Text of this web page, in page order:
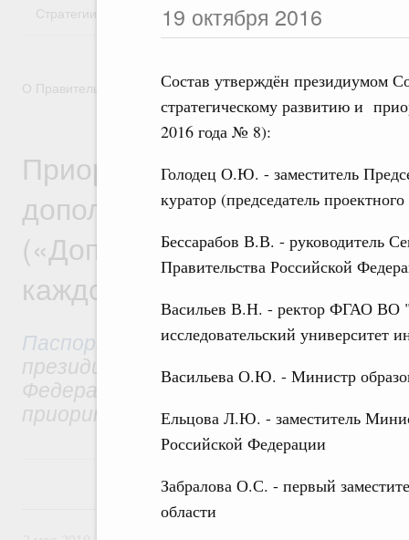
19 октября 2016
Состав утверждён президиумом
стратегическому развитию и
2016 года № 8):
Голодец О.Ю. - заместитель
куратор (председатель
Бессарабов В.В. - руководитель
Правительства Российской
Васильев В.Н. - ректор ФГАО ВО
исследовательский
Васильева О.Ю. - Министр
Ельцова Л.Ю. - заместитель
Российской Федерации
Забралова О.С. - первый
области
Стратегии Государственные программы
О Правительстве Координационные и совещательные
Приоритетный проект
дополнительное
(«Дополнительное
каждого ребёнка»)
Паспорт приоритетного проекта
президиумом Совета при
Федерации по стратегическому
приоритетным проектам.